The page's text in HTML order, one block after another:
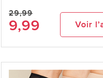
29,99
9,99 Voir